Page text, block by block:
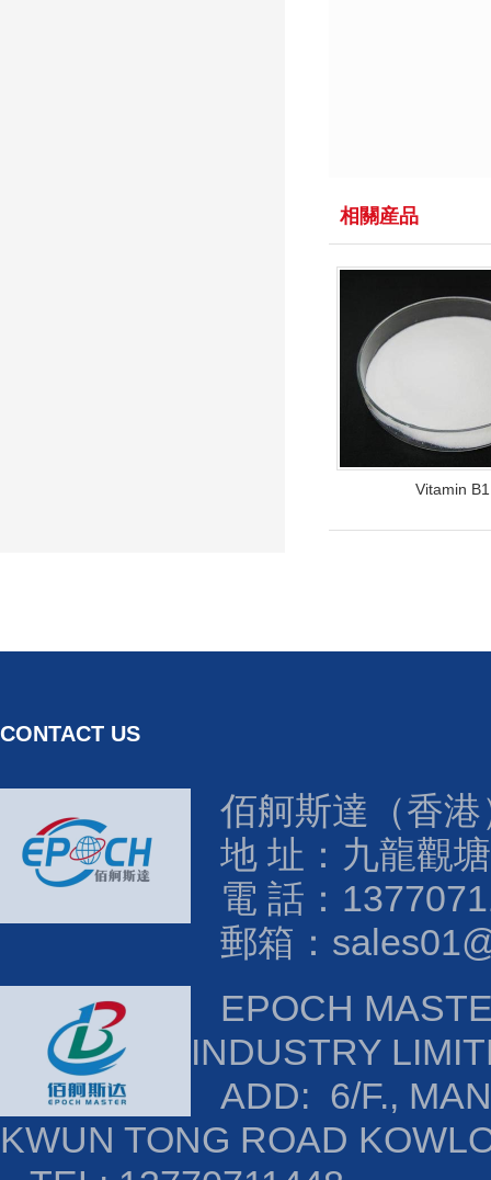
相關産品
Vitamin B1
CONTACT US
佰舸斯達（香
地 址：九龍觀
電 話：
郵箱：
EPOCH
INDUSTRY
ADD: 6/F.,
KWUN TONG ROAD